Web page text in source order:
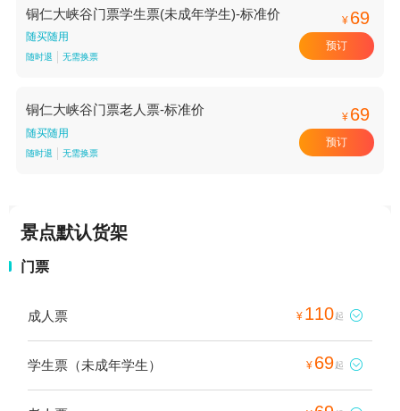
铜仁大峡谷门票学生票(未成年学生)-标准价
随买随用
随时退 无需换票
¥ 69
预订
铜仁大峡谷门票老人票-标准价
随买随用
随时退 无需换票
¥ 69
预订
景点默认货架
门票
成人票 ¥ 110起 
学生票（未成年学生） ¥ 69起 